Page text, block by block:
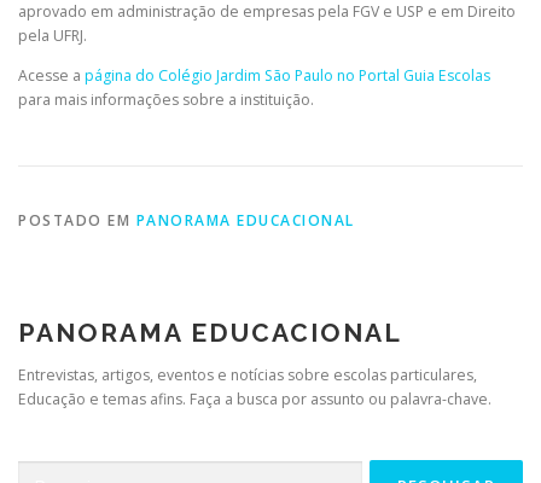
aprovado em administração de empresas pela FGV e USP e em Direito
pela UFRJ.
Acesse a página do Colégio Jardim São Paulo no Portal Guia Escolas
para mais informações sobre a instituição.
POSTADO EM PANORAMA EDUCACIONAL
PANORAMA EDUCACIONAL
Entrevistas, artigos, eventos e notícias sobre escolas particulares,
Educação e temas afins. Faça a busca por assunto ou palavra-chave.